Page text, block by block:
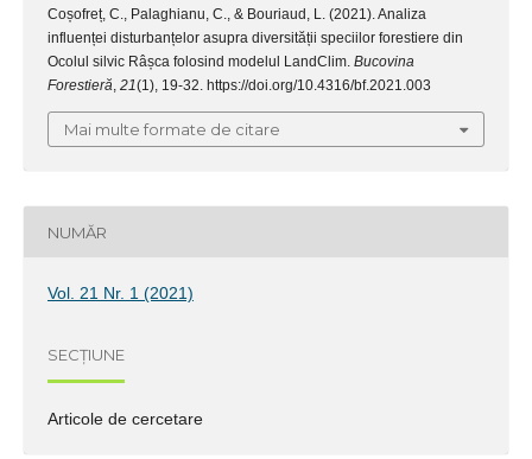
Coșofreț, C., Palaghianu, C., & Bouriaud, L. (2021). Analiza
influenței disturbanțelor asupra diversității speciilor forestiere din
Ocolul silvic Râșca folosind modelul LandClim. Bucovina
Forestieră, 21(1), 19-32. https://doi.org/10.4316/bf.2021.003
Mai multe formate de citare
NUMĂR
Vol. 21 Nr. 1 (2021)
SECȚIUNE
Articole de cercetare